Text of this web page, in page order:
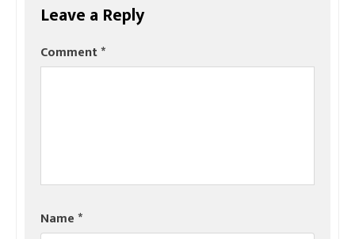
Leave a Reply
Comment*
Name*